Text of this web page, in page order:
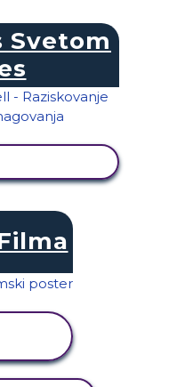
Svetom